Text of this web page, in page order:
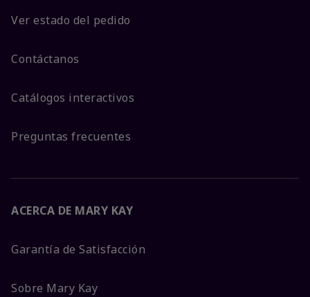
Ver estado del pedido
Contáctanos
Catálogos interactivos
Preguntas frecuentes
ACERCA DE MARY KAY
Garantía de Satisfacción
Sobre Mary Kay